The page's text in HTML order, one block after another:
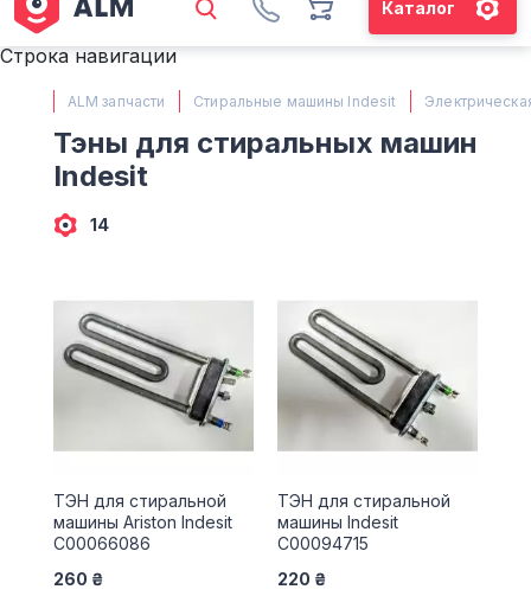
Каталог
М. ХАРЬКОВСКАЯ - ВТ-СБ, С
10-00 ДО 18-00
(063) 527 27 00
(044) 332 76 42
Строка навигации
ALM запчасти Стиральные машины Indesit
Тэны для стиральных машин
Indesit
14
ТЭН для стиральной
машины Ariston Indesit
C00066086
260 ₴
ТЭН для стиральной
машины Indesit
C00094715
220 ₴